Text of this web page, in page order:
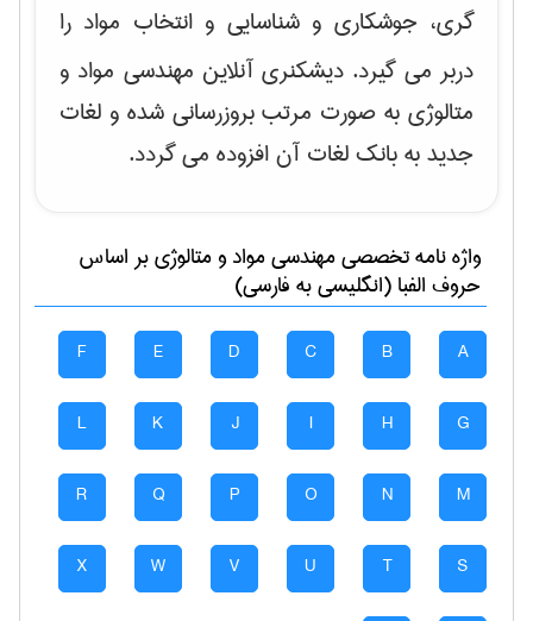
گری، جوشکاری و شناسایی و انتخاب مواد را
دربر می گیرد. دیشکنری آنلاین مهندسی مواد و
متالوژی به صورت مرتب بروزرسانی شده و لغات
جدید به بانک لغات آن افزوده می گردد.
واژه نامه تخصصیمهندسی مواد و متالوژیبر اساس
حروف الفبا (انگلیسی به فارسی)
A
B
C
D
E
F
G
H
I
J
K
L
M
N
O
P
Q
R
S
T
U
V
W
X